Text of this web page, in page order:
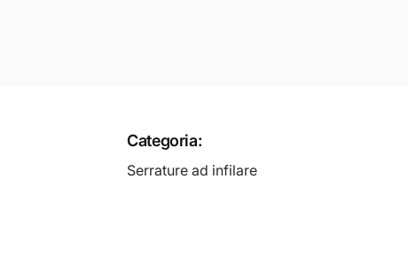
Categoria:
Serrature ad infilare